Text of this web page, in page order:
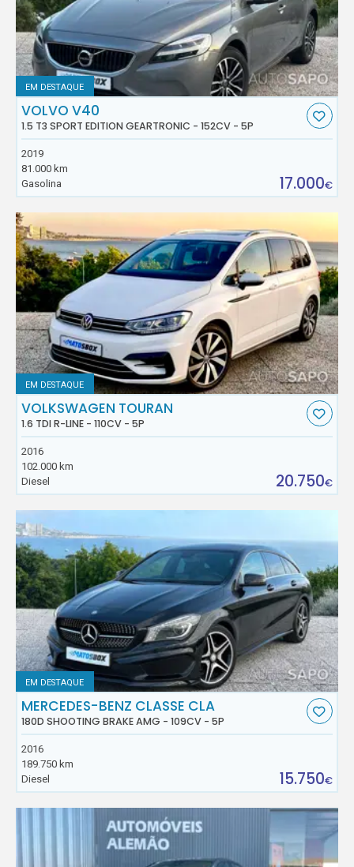
EM DESTAQUE
VOLVO V40
1.5 T3 SPORT EDITION GEARTRONIC - 152CV - 5P
2019
81.000 km
Gasolina
17.000€
EM DESTAQUE
VOLKSWAGEN TOURAN
1.6 TDI R-LINE - 110CV - 5P
2016
102.000 km
Diesel
20.750€
EM DESTAQUE
MERCEDES-BENZ CLASSE CLA
180D SHOOTING BRAKE AMG - 109CV - 5P
2016
189.750 km
Diesel
15.750€